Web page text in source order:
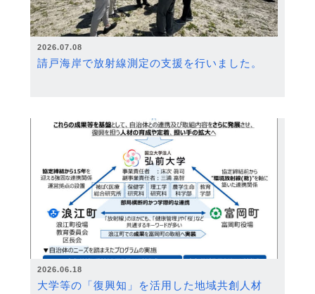
2026.07.08
請戸海岸で放射線測定の支援を行いました。
2026.06.18
大学等の「復興知」を活用した地域共創人材